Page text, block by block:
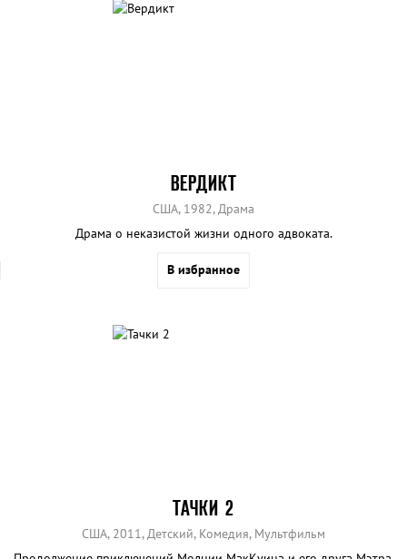
ВЕРДИКТ
США, 1982, Драма
Драма о неказистой жизни одного адвоката.
В избранное
ТАЧКИ 2
США, 2011, Детский, Комедия, Мультфильм